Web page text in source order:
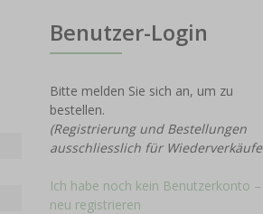
Benutzer-Login
Bitte melden Sie sich an, um zu
bestellen.
(Registrierung und Bestellungen
ausschliesslich für
Ich habe noch kein Benutzerkonto –
neu registrieren